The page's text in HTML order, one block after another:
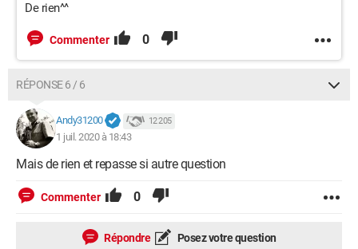
De rien^^
Commenter 0
RÉPONSE 6 / 6
Andy31200 12 205
1 juil. 2020 à 18:43
Mais de rien et repasse si autre question
Commenter 0
Répondre Posez votre question